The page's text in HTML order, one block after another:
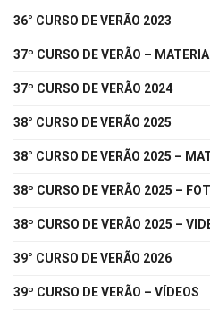
36° CURSO DE VERÃO 2023
37º CURSO DE VERÃO –
37º CURSO DE VERÃO 2024
38° CURSO DE VERÃO 2025
38° CURSO DE VERÃO 2025 –
38º CURSO DE VERÃO 2025 –
38º CURSO DE VERÃO 2025 –
39° CURSO DE VERÃO 2026
39º CURSO DE VERÃO – VÍDEOS